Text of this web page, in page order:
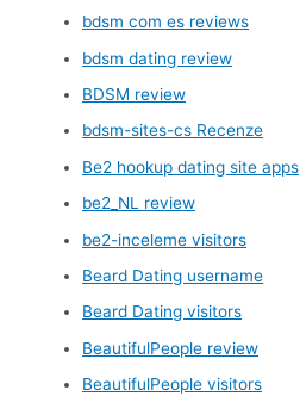
bdsm com es reviews
bdsm dating review
BDSM review
bdsm-sites-cs Recenze
Be2 hookup dating site apps
be2_NL review
be2-inceleme visitors
Beard Dating username
Beard Dating visitors
BeautifulPeople review
BeautifulPeople visitors